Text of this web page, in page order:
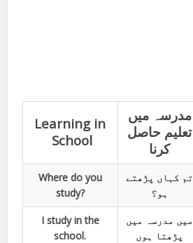
Learning in
School
مدرسہ میں
تعلیم حاصل
کرنا
Where do you
study?
تم کہاں پڑھتے
ہو؟
I study in the
school.
میں مدرسہ میں
پڑھتا ہوں